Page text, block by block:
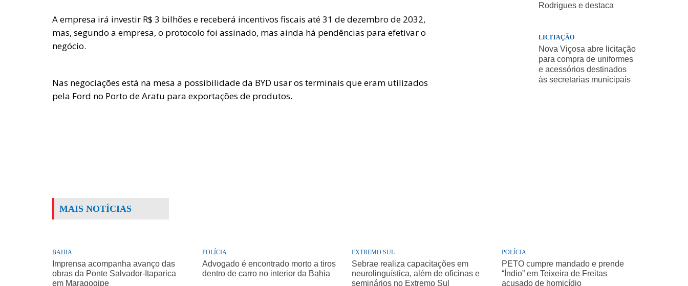
A empresa irá investir R$ 3 bilhões e receberá incentivos fiscais até 31 de dezembro de 2032,
mas, segundo a empresa, o protocolo foi assinado, mas ainda há pendências para efetivar o
negócio.
Nas negociações está na mesa a possibilidade da BYD usar os terminais que eram utilizados
pela Ford no Porto de Aratu para exportações de produtos.
Rodrigues e destaca
LICITAÇÃO
Nova Viçosa abre licitação
para compra de uniformes
e acessórios destinados
às secretarias municipais
MAIS NOTÍCIAS
BAHIA
Imprensa acompanha avanço das
obras da Ponte Salvador-Itaparica
em Maragogipe
POLÍCIA
Advogado é encontrado morto a tiros
dentro de carro no interior da Bahia
EXTREMO SUL
Sebrae realiza capacitações em
neurolinguística, além de oficinas e
seminários no Extremo Sul
POLÍCIA
PETO cumpre mandado e prende
“Índio” em Teixeira de Freitas
acusado de homicídio